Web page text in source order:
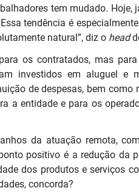
tem mudado.
tendência é
natural”, diz o head
os contratados, mas
investidos em aluguel e
de despesas, bem
a entidade e para os
da atuação remota,
positivo é a redução da
dos produtos e serviços
concorda?